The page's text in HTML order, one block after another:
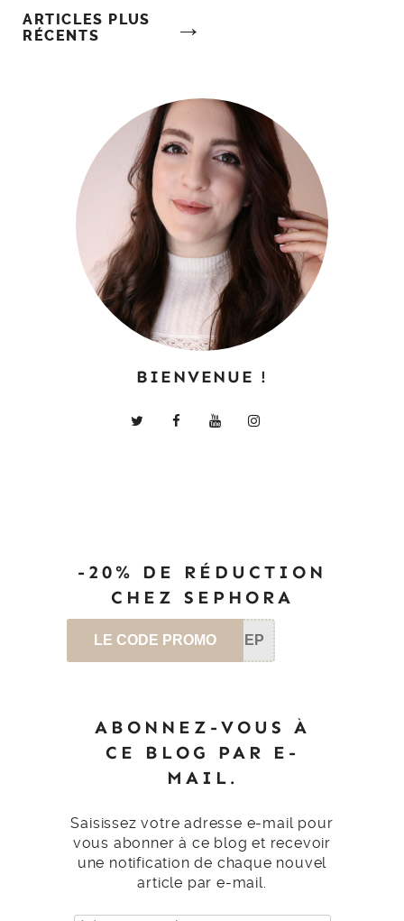
Navigation
Des
ARTICLES PLUS
RÉCENTS
BIENVENUE !
-20% DE RÉDUCTION
CHEZ SEPHORA
LE CODE PROMO SEP
ABONNEZ-VOUS À
CE BLOG PAR E-
MAIL.
Saisissez votre adresse e-mail pour
vous abonner à ce blog et recevoir
une notification de chaque nouvel
article par e-mail.